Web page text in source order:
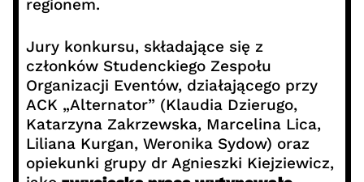
regionem.
Jury konkursu, składające się z
członków Studenckiego Zespołu
Organizacji Eventów, działającego przy
ACK „Alternator” (Klaudia Dzierugo,
Katarzyna Zakrzewska, Marcelina Lica,
Liliana Kurgan, Weronika Sydow) oraz
opiekunki grupy dr Agnieszki Kiejziewicz,